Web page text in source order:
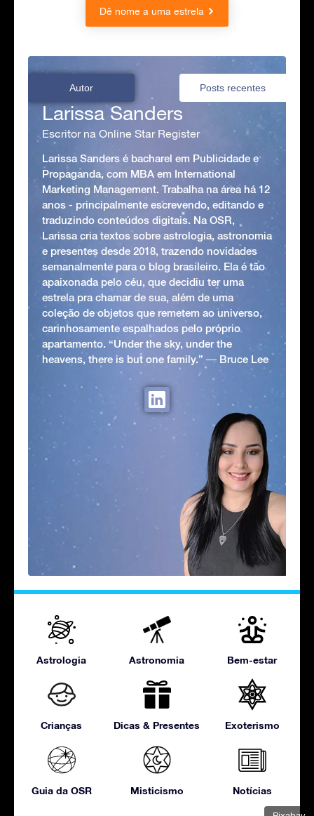
Dê nome a uma estrela
Autor Posts recentes
Larissa Sanders
Escritor na Online Star Register
Larissa Sanders é bacharel em Publicidade e
Propaganda, com MBA em International
Marketing Management. Trabalha na área há 12
anos - principalmente escrevendo, editando e
traduzindo conteúdos digitais. Na OSR,
Larissa cria textos sobre astrologia, astronomia
e presentes desde 2018, trazendo novidades
semanalmente para o blog brasileiro. Ela é tão
apaixonada pelo céu, que decidiu ter uma
estrela pra chamar de sua, além de uma
coleção de objetos que remetem ao universo,
carinhosamente espalhados pelo próprio
apartamento. “Under the sky, under the
heavens, there is but one family.” ― Bruce Lee
Astrologia Astronomia Bem-estar
Crianças Dicas & Presentes Exoterismo
Guia da OSR Misticismo Notícias